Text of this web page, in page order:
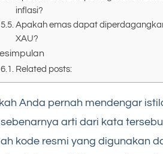
inflasi?
Apakah emas dapat
XAU?
Related posts:
Anda pernah mendengar
arti dari kata
kode resmi yang digunakan